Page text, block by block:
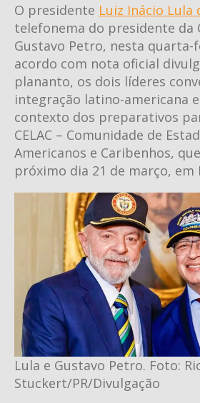
O presidente Luiz Inácio Lula
telefonema do presidente da
Gustavo Petro, nesta quarta-
acordo com nota oficial
plananto, os dois líderes
integração latino-americana
contexto dos preparativos
CELAC – Comunidade de
Americanos e Caribenhos,
próximo dia 21 de março, em
Lula e Gustavo Petro. Foto:
Stuckert/PR/Divulgação